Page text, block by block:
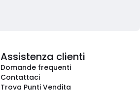
Assistenza clienti
Domande frequenti
Contattaci
Trova Punti Vendita